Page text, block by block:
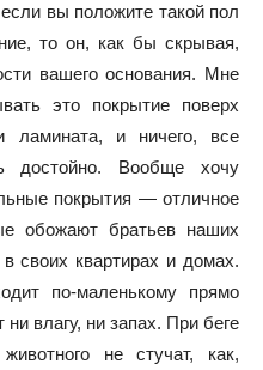
вы положите такой пол
то он, как бы скрывая,
вашего основания. Мне
это покрытие поверх
ламината, и ничего, все
достойно. Вообще хочу
покрытия — отличное
обожают братьев наших
своих квартирах и домах.
по-маленькому прямо
влагу, ни запах. При беге
не стучат, как,